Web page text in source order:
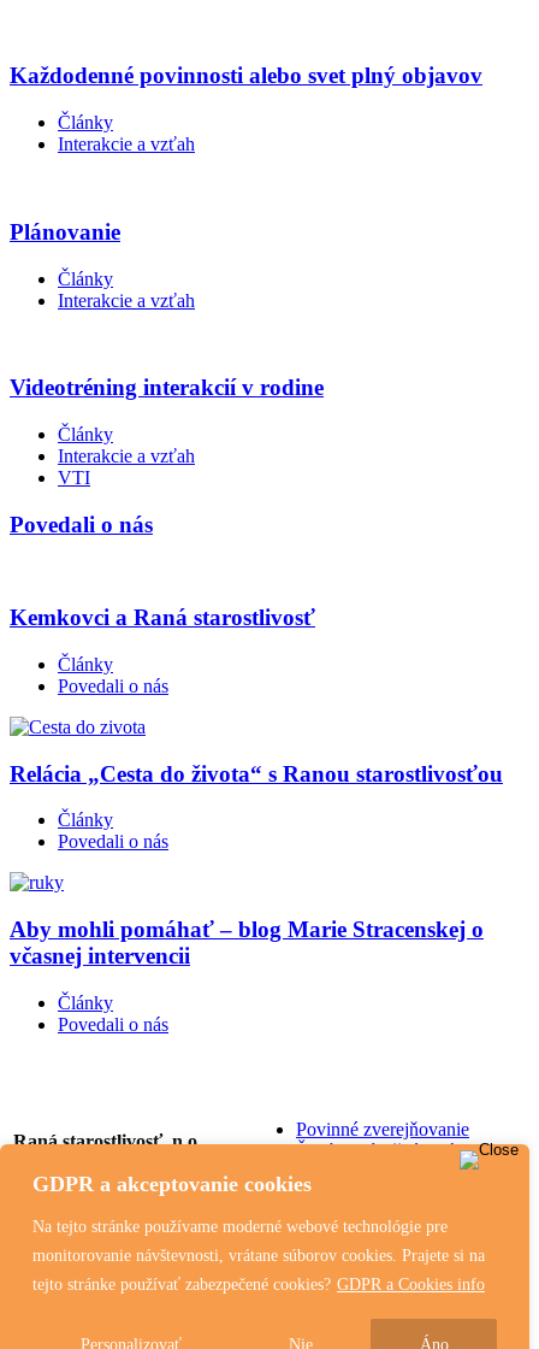
GDPR a akceptovanie cookies
Na tejto stránke používame moderné webové technológie pre
monitorovanie návštevnosti, vrátane súborov cookies. Prajete si na
tejto stránke používať zabezpečené cookies? GDPR a Cookies info
Personalizovať Nie Áno
Každodenné povinnosti alebo svet plný objavov
Články
Interakcie a vzťah
Plánovanie
Články
Interakcie a vzťah
Videotréning interakcií v rodine
Články
Interakcie a vzťah
VTI
Povedali o nás
Kemkovci a Raná starostlivosť
Články
Povedali o nás
Relácia „Cesta do života“ s Ranou starostlivosťou
Články
Povedali o nás
Aby mohli pomáhať – blog Marie Stracenskej o
včasnej intervencii
Články
Povedali o nás
Raná starostlivosť, n.o.
Tbiliská 6, 831 06
+421 908 626 001
info@ranastarostlivost.sk
Povinné zverejňovanie
Štatút a výročné správy
Ekonomicky oprávnené
náklady
Tlačivá a žiadosti na
stiahnutie
GDPR a Cookies